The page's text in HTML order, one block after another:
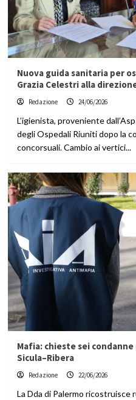
Nuova guida sanitaria per
Grazia Celestri alla
Redazione 24/06/2026
L’igienista, proveniente
degli Ospedali Riuniti dopo la
concorsuali. Cambio ai vertici...
Mafia: chieste sei
Sicula–Ribera
Redazione 22/06/2026
La Dda di Palermo ricostruisce